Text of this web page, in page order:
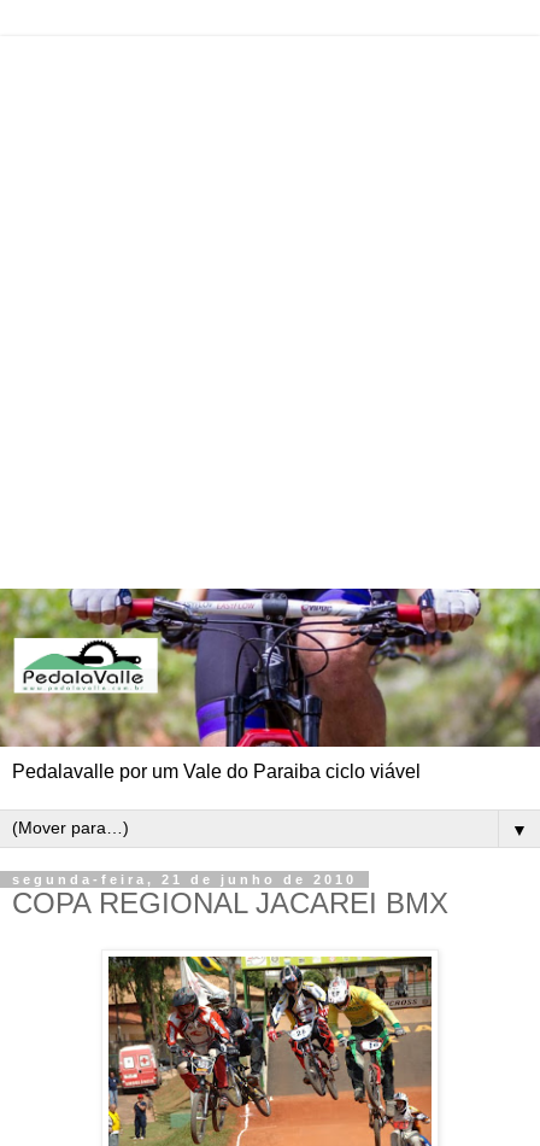
Pedalavalle por um Vale do Paraiba ciclo viável
▼
segunda-feira, 21 de junho de 2010
COPA REGIONAL JACAREI BMX